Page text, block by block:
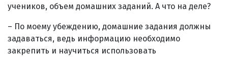
учеников, объем домашних заданий. А что на деле?
– По моему убеждению, домашние задания должны
задаваться, ведь информацию необходимо
закрепить и научиться использовать